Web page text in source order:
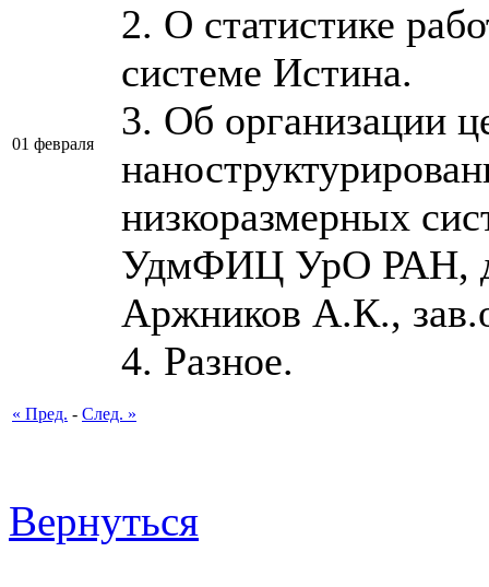
01 февраля
2. О статистике
системе Истина.
3. Об организации
низкоразмерных
УдмФИЦ УрО РАН,
Аржников А.К.,
4. Разное.
« Пред. - След. »
Вернуться